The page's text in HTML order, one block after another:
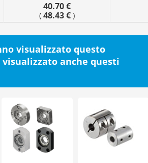
40.70 €
( 48.43 € )
visualizzato questo
anche questi